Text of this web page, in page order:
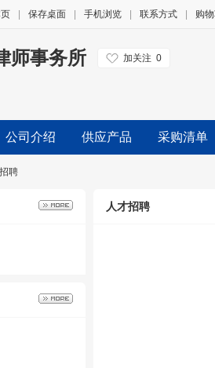
保存桌面 手机浏览 联系方式 购
师事务所 加关注 0
公司介绍 供应产品 采购清单
聘
人才招聘